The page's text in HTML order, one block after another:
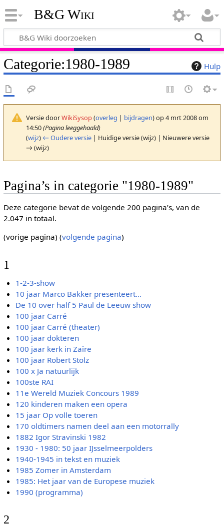
B&G Wiki
Hulp
Categorie:1980-1989
Versie doorWikiSysop (overleg | bijdragen)op 4 mrt 2008 om
14:50(Pagina leeggehaald)
(wijz) ← Oudere versie| Huidige versie (wijz) | Nieuwere versie
→ (wijz)
Pagina’s in categorie "1980-1989"
Deze categorie bevat de volgende 200 pagina’s, van de
2.047 in totaal.
(vorige pagina) (volgende pagina)
1
1-2-3-show
10 jaar Marco Bakker presenteert...
De 10 over half 5 Paul de Leeuw show
100 jaar Carré
100 jaar Carré (theater)
100 jaar dokteren
100 jaar kerk in Zaïre
100 jaar Robert Stolz
100 x Ja natuurlijk
100ste RAI
11e Wereld Muziek Concours 1989
120 kinderen maken een opera
15 jaar Op volle toeren
170 oldtimers namen deel aan een motorrally
1882 Igor Stravinski 1982
1930 - 1980: 50 jaar IJsselmeerpolders
1940-1945 in tekst en muziek
1985 Zomer in Amsterdam
1985: Het jaar van de Europese muziek
1990 (programma)
2